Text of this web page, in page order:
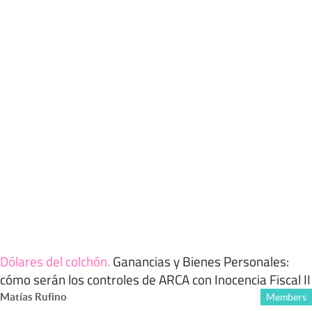
Dólares del colchón. Ganancias y Bienes Personales:
cómo serán los controles de ARCA con Inocencia Fiscal II
Matías Rufino Members